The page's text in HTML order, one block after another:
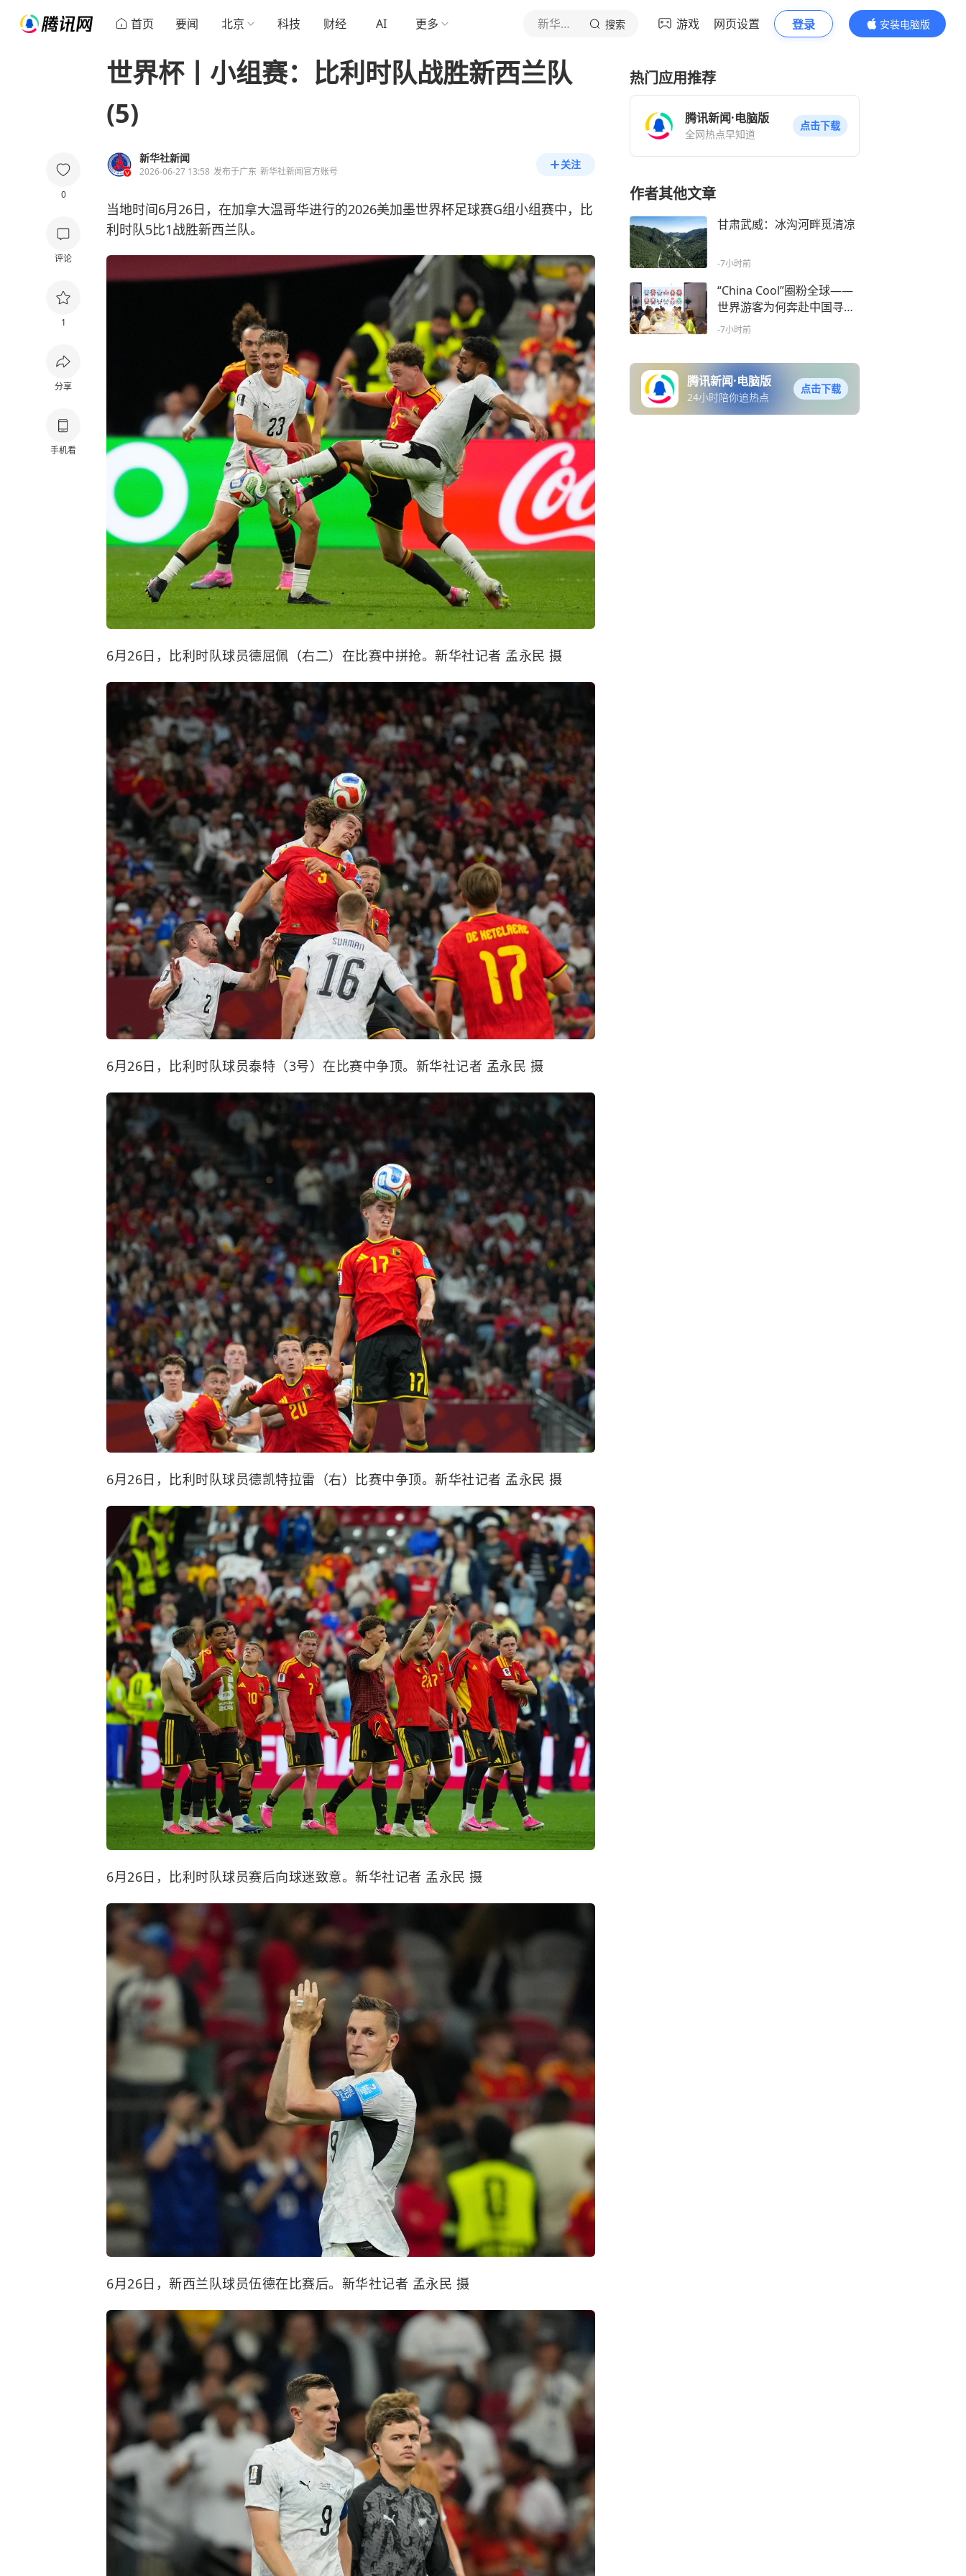
首页 要闻 北京 科技 财经 AI 更多 新华社新闻 搜索 游戏 网页设置 登录
安装电脑版
内容更精彩
0
评论
1
分享
手机看
世界杯丨小组赛：比利时队战胜新西兰队
(5)
新华社新闻
2026-06-27 13:58 发布于广东 新华社新闻官方账号
关注
当地时间6月26日，在加拿大温哥华进行的2026美加墨世界杯足球赛G组小组赛中，比
利时队5比1战胜新西兰队。
6月26日，比利时队球员德屈佩（右二）在比赛中拼抢。新华社记者 孟永民 摄
6月26日，比利时队球员泰特（3号）在比赛中争顶。新华社记者 孟永民 摄
6月26日，比利时队球员德凯特拉雷（右）比赛中争顶。新华社记者 孟永民 摄
6月26日，比利时队球员赛后向球迷致意。新华社记者 孟永民 摄
6月26日，新西兰队球员伍德在比赛后。新华社记者 孟永民 摄
热门应用推荐
腾讯新闻·电脑版
全网热点早知道
点击下载
作者其他文章
甘肃武威：冰沟河畔觅清凉
-7小时前
“China Cool”圈粉全球——
世界游客为何奔赴中国寻清
凉？
-7小时前
腾讯新闻·电脑版
24小时陪你追热点
点击下载